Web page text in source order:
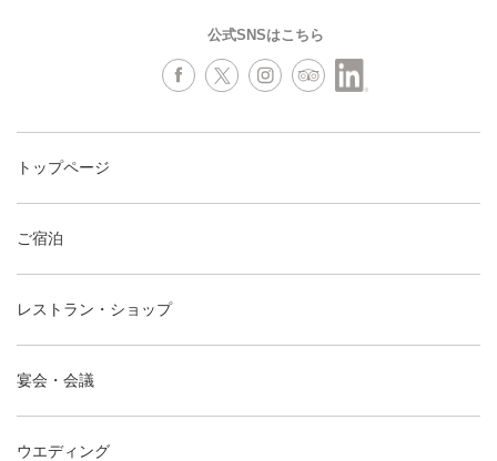
公式SNSはこちら
トップページ
ご宿泊
レストラン・ショップ
宴会・会議
ウエディング